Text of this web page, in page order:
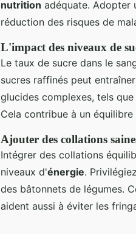
nutrition adéquate. Adopter
réduction des risques de
L'impact des niveaux de
Le taux de sucre dans le
sucres raffinés peut
glucides complexes, tels
Cela contribue à un
Ajouter des collations
Intégrer des collations
niveaux d'énergie.
des bâtonnets de légumes.
aident aussi à éviter les